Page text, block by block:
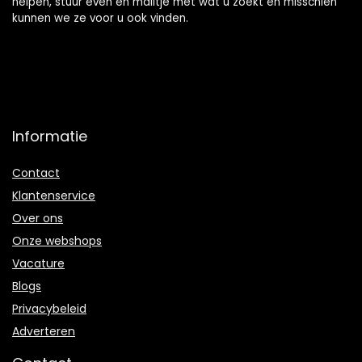
kunnen we ze voor u ook vinden.
Informatie
Contact
Klantenservice
Over ons
Onze webshops
Vacature
Blogs
Privacybeleid
Adverteren